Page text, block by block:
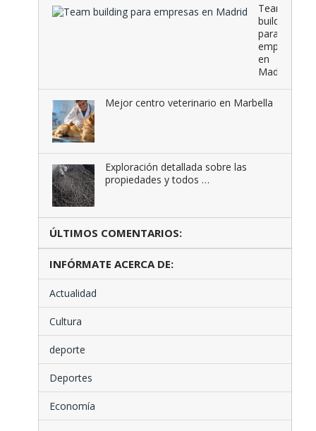
Team
building
para
empresas
en
Madrid
Mejor centro veterinario en Marbella
Exploración detallada sobre las
propiedades y todos …
ÚLTIMOS COMENTARIOS:
INFÓRMATE ACERCA DE:
Actualidad
Cultura
deporte
Deportes
Economía